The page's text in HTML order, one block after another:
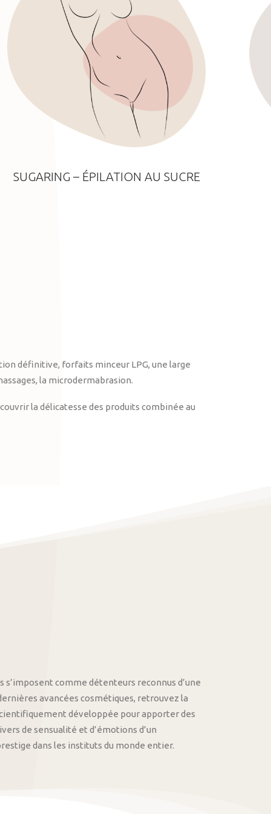
SUGARING – ÉPILATION AU SUCRE
définitive, forfaits minceur LPG, une large
la microdermabrasion.
la délicatesse des produits combinée au
s’imposent comme détenteurs reconnus d’une
avancées cosmétiques, retrouvez la
développée pour apporter des
de sensualité et d’émotions d’un
dans les instituts du monde entier.